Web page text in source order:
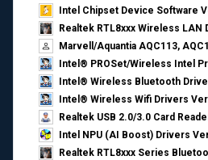
Intel Chipset Device Software
Realtek RTL8xxx Wireless
Marvell/Aquantia AQC113,
Intel® PROSet/Wireless Intel
Intel® Wireless Bluetooth
Intel® Wireless Wifi Drivers
Realtek USB 2.0/3.0 Card
Intel NPU (AI Boost) Drivers
Realtek RTL8xxx Series